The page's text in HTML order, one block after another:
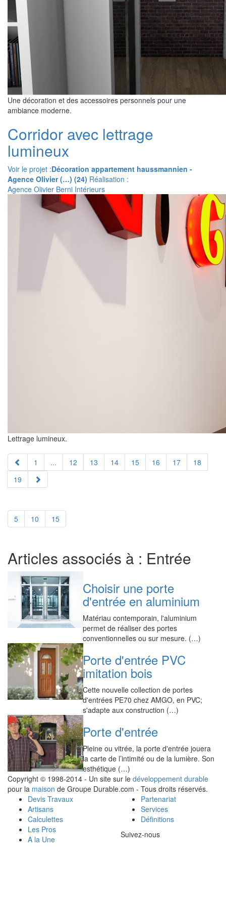
Une décoration et des accessoires personnels pour une
ambiance moderne.
Corridor avec lettrage
lumineux
Voir le projet :Décoration appartement haussmannien -
Agence Olivier (…) (24) Réalisation :
Agence Olivier Berni Intérieurs
Lettrage lumineux.
1 ... 12 13 14 15 16 17
18
19
5 10 15
Articles associés à : Entrée
Choisir une porte
d'entrée en aluminium
Matériau contemporain, l'aluminium
permet de réaliser des portes
conventionnelles ou sur mesure. (…)
Porte d'entrée PVC
imitation bois
Cette nouvelle collection de portes
d'entrées PE70 chez AMGO, en PVC;
s'adapte aux construction (…)
Porte d'entrée
Pleine ou vitrée, la porte d'entrée jouera
la carte de l’intimité ou de la lumière. Son
esthétique (…)
Copyright © 1998-2014 - Un site sur le développement durable
pour la maison de Groupe Durable.com - Tous droits réservés.
Devis Travaux
Artisans
Calculettes
Les Pros
A la Une
Partenariat
Services
Définitions
Suivez-nous